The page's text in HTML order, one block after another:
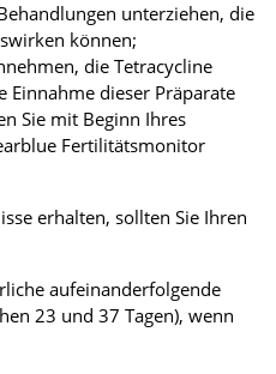
unterziehen, die
können;
die Tetracycline
Einnahme dieser Präparate
Sie mit Beginn Ihres
Fertilitätsmonitor
erhalten, sollten Sie Ihren
aufeinanderfolgende
23 und 37 Tagen), wenn